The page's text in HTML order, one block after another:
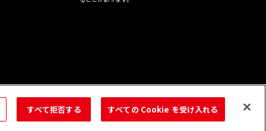
すべて拒否する すべての Cookie を受け入れる